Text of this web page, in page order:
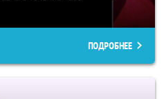
ПОДРОБНЕЕ